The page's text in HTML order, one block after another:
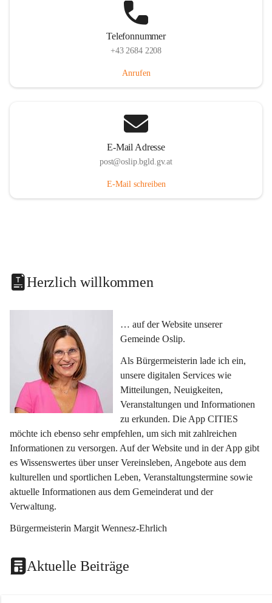
Telefonnummer
+43 2684 2208
Anrufen
E-Mail Adresse
post@oslip.bgld.gv.at
E-Mail schreiben
Herzlich willkommen
… auf der Website unserer
Gemeinde Oslip.
Als Bürgermeisterin lade ich ein,
unsere digitalen Services wie
Mitteilungen, Neuigkeiten,
Veranstaltungen und Informationen
zu erkunden. Die App CITIES
möchte ich ebenso sehr empfehlen, um sich mit zahlreichen
Informationen zu versorgen. Auf der Website und in der App gibt
es Wissenswertes über unser Vereinsleben, Angebote aus dem
kulturellen und sportlichen Leben, Veranstaltungstermine sowie
aktuelle Informationen aus dem Gemeinderat und der
Verwaltung.
Bürgermeisterin Margit Wennesz-Ehrlich
Aktuelle Beiträge